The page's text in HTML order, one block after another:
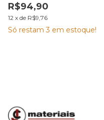
35 CM PVC BRANCO A41-
BR1
R$94,90
12 x de R$9,76
Só restam3 em estoque!